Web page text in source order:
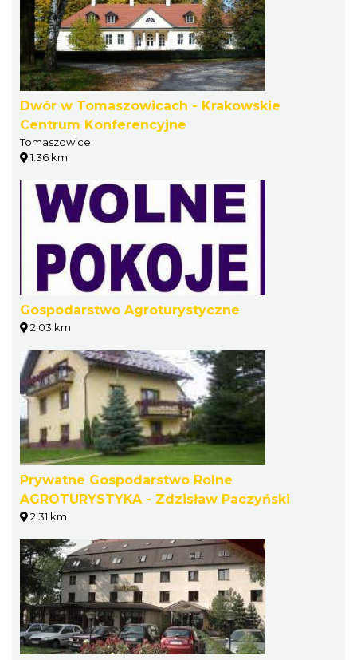
Dwór w Tomaszowicach - Krakowskie
Centrum Konferencyjne
Tomaszowice
1.36 km
Gospodarstwo Agroturystyczne
2.03 km
Prywatne Gospodarstwo Rolne
AGROTURYSTYKA - Zdzisław Paczyński
2.31 km